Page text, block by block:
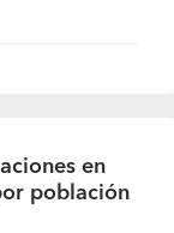
en
población